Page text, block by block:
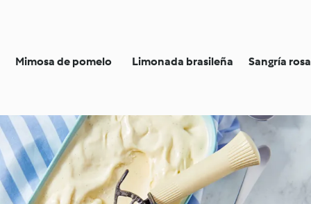
Mimosa de pomelo Limonada brasileña Sangría